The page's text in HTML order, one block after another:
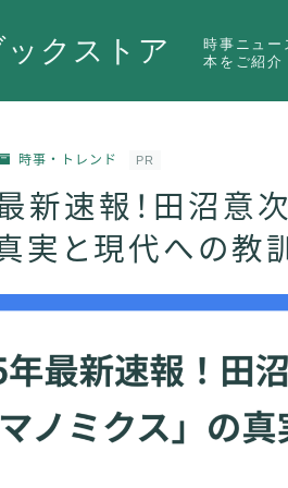
クストア
時事ニュー
本をご紹介
時事・トレンド PR
新速報！田沼意次
実と現代への教訓